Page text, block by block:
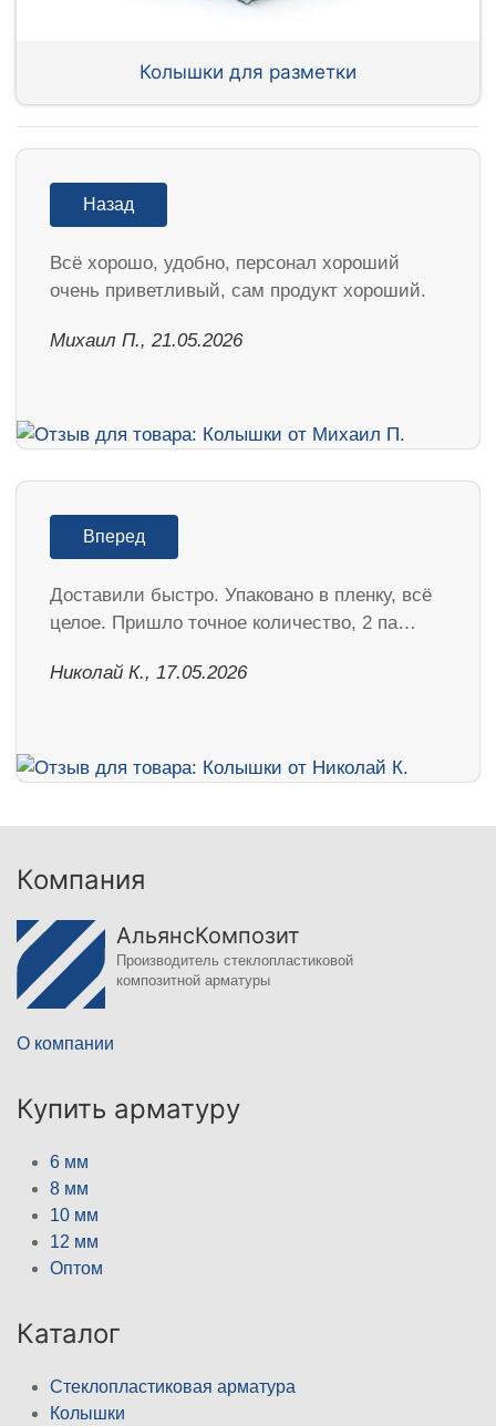
Колышки для разметки
Назад
Всё хорошо, удобно, персонал хороший
очень приветливый, сам продукт хороший.
Михаил П., 21.05.2026
Вперед
Доставили быстро. Упаковано в пленку, всё
целое. Пришло точное количество, 2 па…
Николай К., 17.05.2026
Компания
АльянсКомпозит
Производитель стеклопластиковой
композитной арматуры
О компании
Купить арматуру
6 мм
8 мм
10 мм
12 мм
Оптом
Каталог
Стеклопластиковая арматура
Колышки